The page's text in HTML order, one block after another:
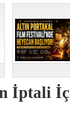
İptali